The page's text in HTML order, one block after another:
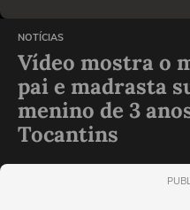
NOTÍCIAS
Vídeo mostra o
pai e madrasta
menino de 3
Tocantins